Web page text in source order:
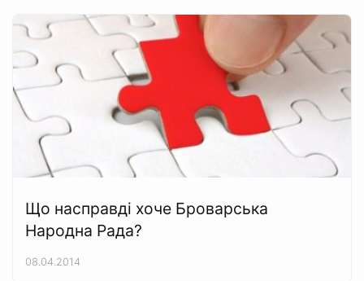
Що насправді хоче Броварська
Народна Рада?
08.04.2014